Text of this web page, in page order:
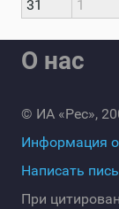
31
1
О нас
© ИА «Рес»,
Информация
Написать
При